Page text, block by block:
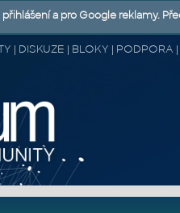
| DISKUZE | BLOKY | PODPORA
a pro Google reklamy.